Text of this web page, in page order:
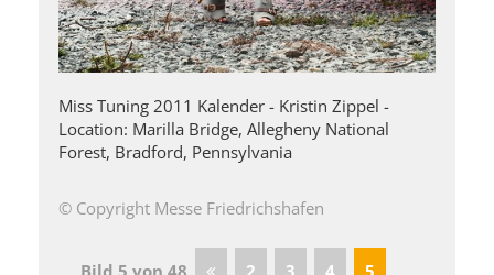
Miss Tuning 2011 Kalender - Kristin Zippel -
Location: Marilla Bridge, Allegheny National
Forest, Bradford, Pennsylvania
© Copyright Messe Friedrichshafen
Bild 5 von 48 2 3 4 5